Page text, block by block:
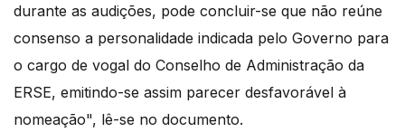
durante as audições, pode concluir-se que não reúne
consenso a personalidade indicada pelo Governo para
o cargo de vogal do Conselho de Administração da
ERSE, emitindo-se assim parecer desfavorável à
nomeação", lê-se no documento.